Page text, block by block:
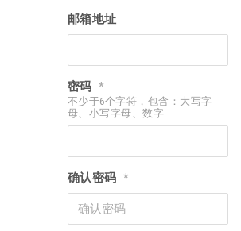
邮箱地址
密码 *
不少于6个字符，包含：大写字
母、小写字母、数字
确认密码 *